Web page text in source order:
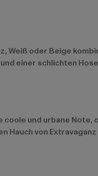
Weiß oder Beige
einer schlichten
und urbane Note,
von